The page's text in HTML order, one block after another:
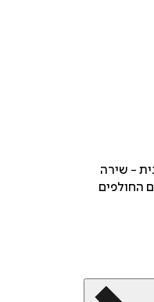
- שירה
החולפים